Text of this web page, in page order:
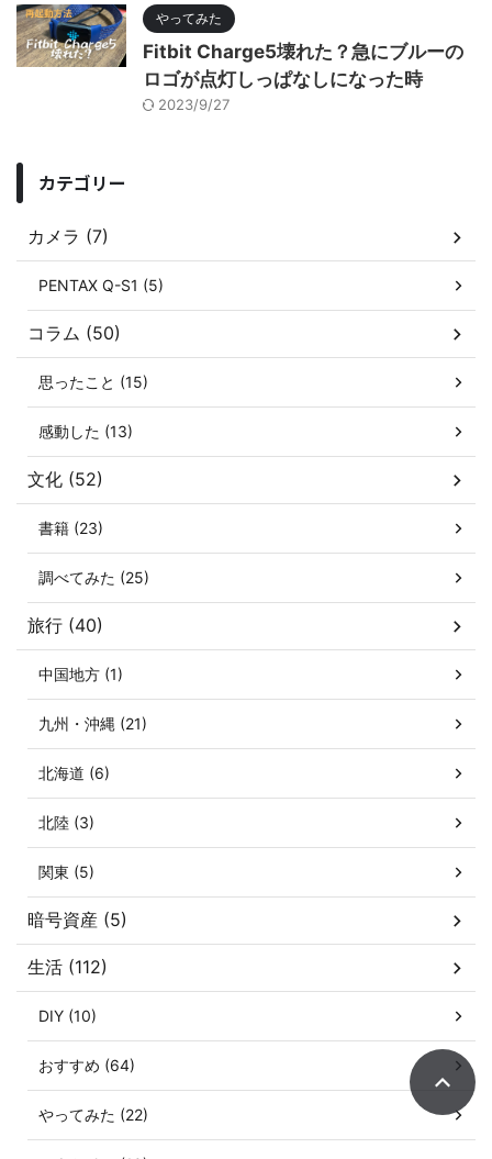
やってみた
Fitbit Charge5壊れた？急にブルーの
ロゴが点灯しっぱなしになった時
2023/9/27
カテゴリー
カメラ (7)
PENTAX Q-S1 (5)
コラム (50)
思ったこと (15)
感動した (13)
文化 (52)
書籍 (23)
調べてみた (25)
旅行 (40)
中国地方 (1)
九州・沖縄 (21)
北海道 (6)
北陸 (3)
関東 (5)
暗号資産 (5)
生活 (112)
DIY (10)
おすすめ (64)
やってみた (22)